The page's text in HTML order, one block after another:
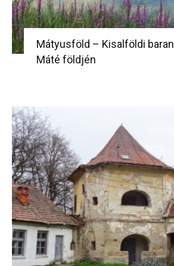
Mátyusföld – Kisalföldi
Máté földjén